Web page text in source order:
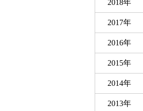
2018年
2017年
2016年
2015年
2014年
2013年